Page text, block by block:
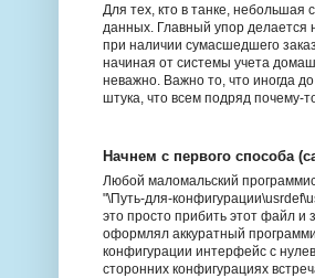
Для тех, кто в танке, небольшая
данных. Главный упор делается
при наличии сумасшедшего
начиная от системы учета
неважно. Важно то, что иногда
штука, что всем подряд почему-
Начнем с первого способа
Любой маломальский
"\Путь-для-
это просто прибить этот файл
оформлял аккуратный
конфигурации интерфейс с
сторонних конфигурациях